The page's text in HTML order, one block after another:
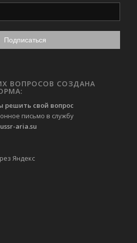
ВОПРОСОВ СОЗДАНА
решить свой вопрос
письмо в службу
aria.su
Яндекс